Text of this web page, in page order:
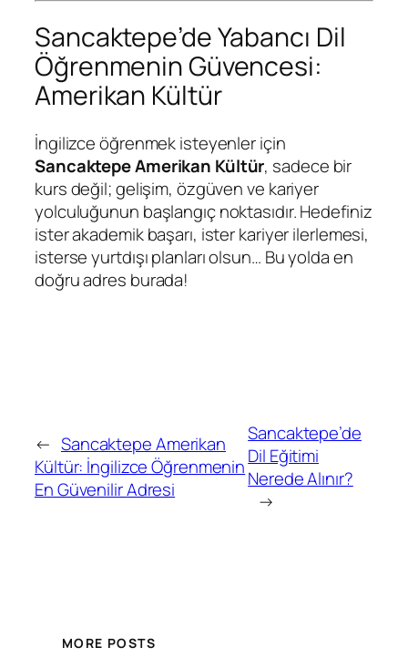
Sancaktepe’de Yabancı Dil
Öğrenmenin Güvencesi:
Amerikan Kültür
İngilizce öğrenmek isteyenler için
Sancaktepe Amerikan Kültür, sadece bir
kurs değil; gelişim, özgüven ve kariyer
yolculuğunun başlangıç noktasıdır. Hedefiniz
ister akademik başarı, ister kariyer ilerlemesi,
isterse yurtdışı planları olsun… Bu yolda en
doğru adres burada!
← Sancaktepe Amerikan
Kültür: İngilizce Öğrenmenin
En Güvenilir Adresi
Sancaktepe’de
Dil Eğitimi
Nerede Alınır?
→
MORE POSTS